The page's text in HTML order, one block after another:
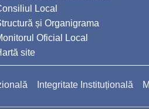
Local
și Organigrama
Oficial Local
site
Integritate Instituțională